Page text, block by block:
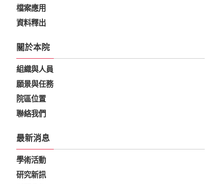
檔案應用
資料釋出
關於本院
組織與人員
願景與任務
院區位置
聯絡我們
最新消息
學術活動
研究新訊